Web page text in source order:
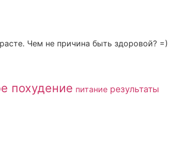
Чем не причина быть здоровой? =)
похудение питание результаты